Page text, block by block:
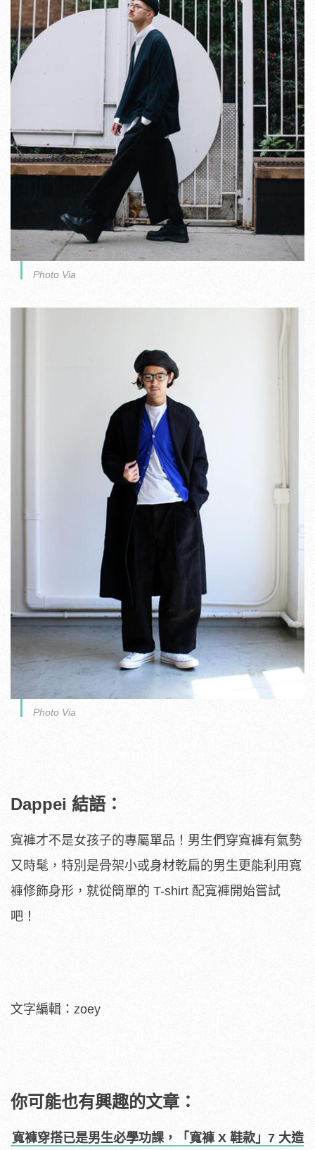
Photo Via
Photo Via
Dappei 結語：
寬褲才不是女孩子的專屬單品！男生們穿寬褲有氣勢
又時髦，特別是骨架小或身材乾扁的男生更能利用寬
褲修飾身形，就從簡單的 T-shirt 配寬褲開始嘗試
吧！
文字編輯：zoey
你可能也有興趣的文章：
寬褲穿搭已是男生必學功課，「寬褲 X 鞋款」7 大造